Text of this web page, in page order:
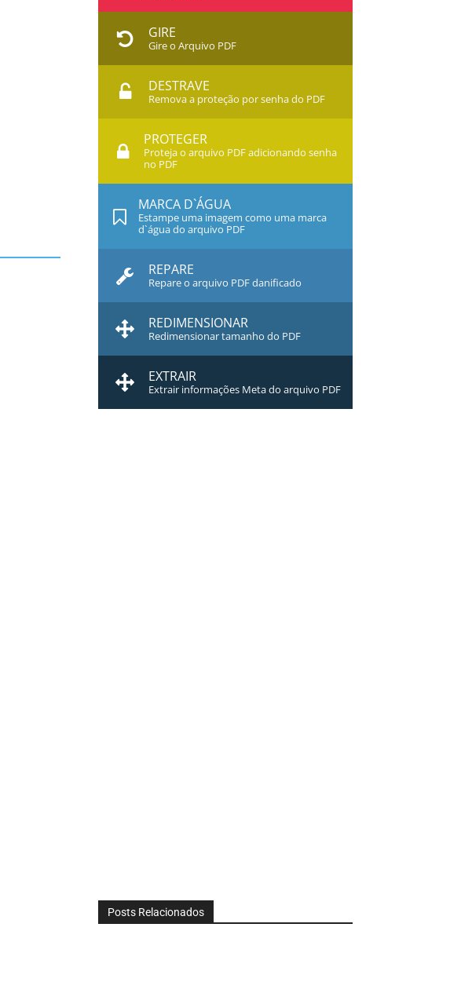
GIRE
Gire o Arquivo PDF
DESTRAVE
Remova a proteção por senha do PDF
PROTEGER
Proteja o arquivo PDF adicionando senha
no PDF
MARCA D`ÁGUA
Estampe uma imagem como uma marca
d`água do arquivo PDF
REPARE
Repare o arquivo PDF danificado
REDIMENSIONAR
Redimensionar tamanho do PDF
EXTRAIR
Extrair informações Meta do arquivo PDF
Posts Relacionados